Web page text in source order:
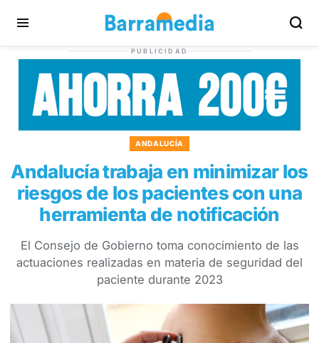
PUBLICIDAD
ANDALUCÍA
Andalucía trabaja en minimizar los
riesgos de los pacientes con una
herramienta de notificación
El Consejo de Gobierno toma conocimiento de las
actuaciones realizadas en materia de seguridad del
paciente durante 2023